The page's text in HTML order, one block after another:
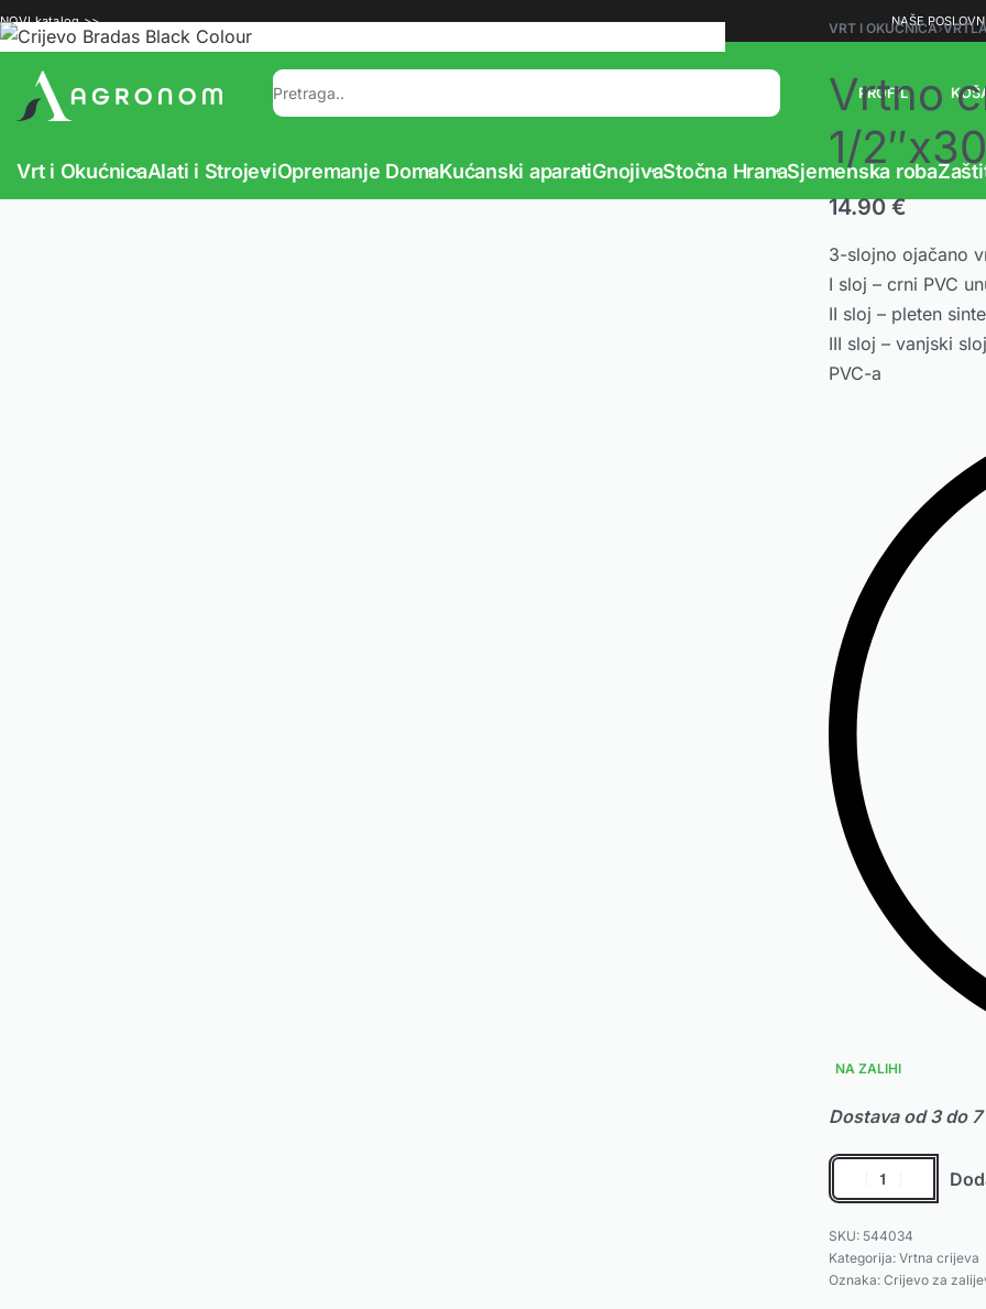
NOVI katalog >> Vaš partner u poljoprivredi NAŠE
PROFIL
Vrt i OkućnicaAlati i StrojeviOpremanje DomaKućanski aparatiGnojivaStočna HranaSjemenska roba
VRT I OKUĆNICA›
Vrtno
1/
14.90€
3-slojno ojačano
I sloj – crni PVC
II sloj – pleten
III sloj – vanjski
PVC-a
NA ZALIHI
Dostava od 3 do
544034
Kategorija: Vrtna crijeva
Oznaka: Crijevo za